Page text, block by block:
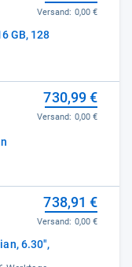
GB, 128
Versand: 0,00 €
730,99 €
Versand: 0,00 €
6.30",
738,91 €
Versand: 0,00 €